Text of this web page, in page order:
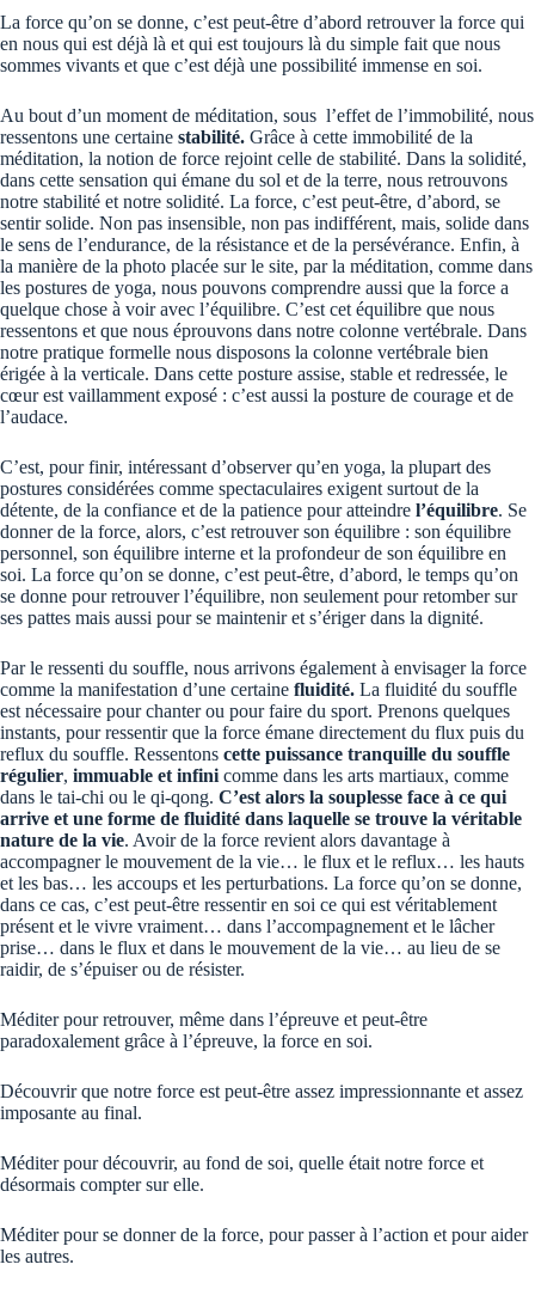
La force qu’on se donne, c’est peut-être d’abord retrouver la force qui
en nous qui est déjà là et qui est toujours là du simple fait que nous
sommes vivants et que c’est déjà une possibilité immense en soi.
Au bout d’un moment de méditation, sous l’effet de l’immobilité, nous
ressentons une certaine stabilité. Grâce à cette immobilité de la
méditation, la notion de force rejoint celle de stabilité. Dans la solidité,
dans cette sensation qui émane du sol et de la terre, nous retrouvons
notre stabilité et notre solidité. La force, c’est peut-être, d’abord, se
sentir solide. Non pas insensible, non pas indifférent, mais, solide dans
le sens de l’endurance, de la résistance et de la persévérance. Enfin, à
la manière de la photo placée sur le site, par la méditation, comme dans
les postures de yoga, nous pouvons comprendre aussi que la force a
quelque chose à voir avec l’équilibre. C’est cet équilibre que nous
ressentons et que nous éprouvons dans notre colonne vertébrale. Dans
notre pratique formelle nous disposons la colonne vertébrale bien
érigée à la verticale. Dans cette posture assise, stable et redressée, le
cœur est vaillamment exposé : c’est aussi la posture de courage et de
l’audace.
C’est, pour finir, intéressant d’observer qu’en yoga, la plupart des
postures considérées comme spectaculaires exigent surtout de la
détente, de la confiance et de la patience pour atteindre l’équilibre. Se
donner de la force, alors, c’est retrouver son équilibre : son équilibre
personnel, son équilibre interne et la profondeur de son équilibre en
soi. La force qu’on se donne, c’est peut-être, d’abord, le temps qu’on
se donne pour retrouver l’équilibre, non seulement pour retomber sur
ses pattes mais aussi pour se maintenir et s’ériger dans la dignité.
Par le ressenti du souffle, nous arrivons également à envisager la force
comme la manifestation d’une certaine fluidité. La fluidité du souffle
est nécessaire pour chanter ou pour faire du sport. Prenons quelques
instants, pour ressentir que la force émane directement du flux puis du
reflux du souffle. Ressentons cette puissance tranquille du souffle
régulier, immuable et infini comme dans les arts martiaux, comme
dans le tai-chi ou le qi-qong. C’est alors la souplesse face à ce qui
arrive et une forme de fluidité dans laquelle se trouve la véritable
nature de la vie. Avoir de la force revient alors davantage à
accompagner le mouvement de la vie… le flux et le reflux… les hauts
et les bas… les accoups et les perturbations. La force qu’on se donne,
dans ce cas, c’est peut-être ressentir en soi ce qui est véritablement
présent et le vivre vraiment… dans l’accompagnement et le lâcher
prise… dans le flux et dans le mouvement de la vie… au lieu de se
raidir, de s’épuiser ou de résister.
Méditer pour retrouver, même dans l’épreuve et peut-être
paradoxalement grâce à l’épreuve, la force en soi.
Découvrir que notre force est peut-être assez impressionnante et assez
imposante au final.
Méditer pour découvrir, au fond de soi, quelle était notre force et
désormais compter sur elle.
Méditer pour se donner de la force, pour passer à l’action et pour aider
les autres.